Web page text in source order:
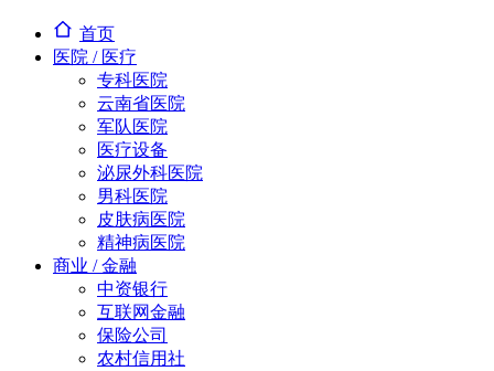
首页
医院 / 医疗
专科医院
云南省医院
军队医院
医疗设备
泌尿外科医院
男科医院
皮肤病医院
精神病医院
商业 / 金融
中资银行
互联网金融
保险公司
农村信用社